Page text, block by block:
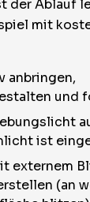
der Ablauf
mit
anbringen,
und
ist
externem
(an